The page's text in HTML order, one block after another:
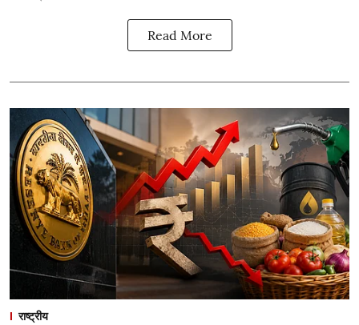
Read More
राष्ट्रीय